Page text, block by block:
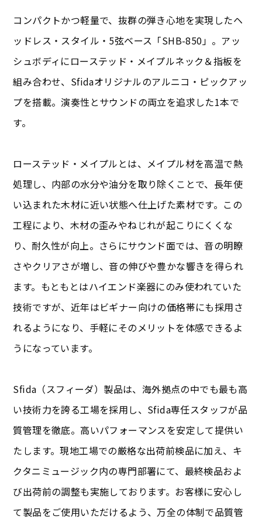
コンパクトかつ軽量で、抜群の弾き心地を実現したヘ
ッドレス・スタイル・5弦ベース「SHB-850」。アッ
シュボディにローステッド・メイプルネック＆指板を
組み合わせ、Sfidaオリジナルのアルニコ・ピックアッ
プを搭載。演奏性とサウンドの両立を追求した1本で
す。
ローステッド・メイプルとは、メイプル材を高温で熱
処理し、内部の水分や油分を取り除くことで、長年使
い込まれた木材に近い状態へ仕上げた素材です。この
工程により、木材の歪みやねじれが起こりにくくな
り、耐久性が向上。さらにサウンド面では、音の明瞭
さやクリアさが増し、音の伸びや豊かな響きを得られ
ます。もともとはハイエンド楽器にのみ使われていた
技術ですが、近年はビギナー向けの価格帯にも採用さ
れるようになり、手軽にそのメリットを体感できるよ
うになっています。
Sfida（スフィーダ）製品は、海外拠点の中でも最も高
い技術力を誇る工場を採用し、Sfida専任スタッフが品
質管理を徹底。高いパフォーマンスを安定して提供い
たします。現地工場での厳格な出荷前検品に加え、キ
クタニミュージック内の専門部署にて、最終検品およ
び出荷前の調整も実施しております。お客様に安心し
て製品をご使用いただけるよう、万全の体制で品質管